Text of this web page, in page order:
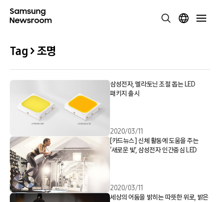
Tag > 조명
삼성전자, 멜라토닌 조절 돕는 LED
패키지 출시
2020/03/11
[카드뉴스] 신체 활동에 도움을 주는
‘새로운 빛’, 삼성전자 인간중심 LED
2020/03/11
세상의 어둠을 밝히는 따뜻한 위로, 밝은